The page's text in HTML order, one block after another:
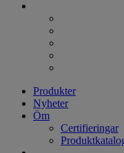
Produkter
Nyheter
Öm
Certifieringar